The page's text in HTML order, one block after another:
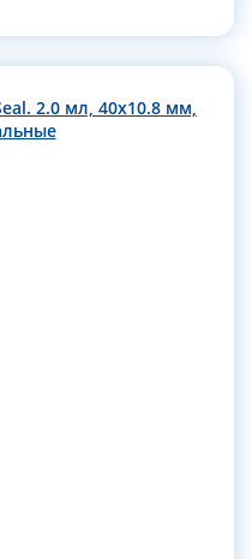
2.0 мл, 40х10.8 мм,